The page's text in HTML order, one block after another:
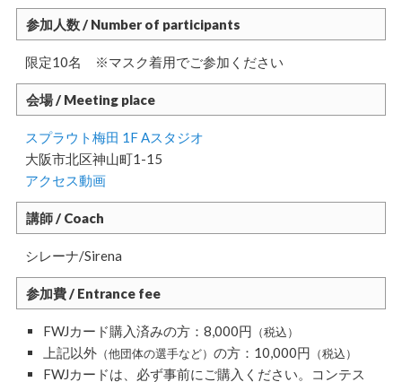
参加人数 / Number of participants
限定10名 ※マスク着用でご参加ください
会場 / Meeting place
スプラウト梅田 1F Aスタジオ
大阪市北区神山町1-15
アクセス動画
講師 / Coach
シレーナ/Sirena
参加費 / Entrance fee
FWJカード購入済みの方：8,000円 （税込）
上記以外（他団体の選手など） の方：10,000円 （税込）
FWJカードは、必ず事前にご購入ください。コンテス